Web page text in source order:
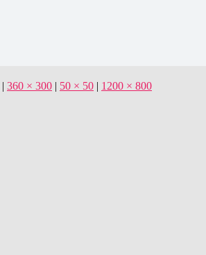
| 360 × 300 | 50 × 50 | 1200 × 800